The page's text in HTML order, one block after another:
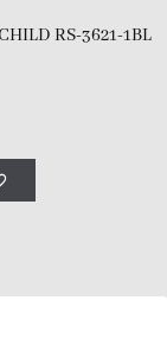
RS-3621-1BL